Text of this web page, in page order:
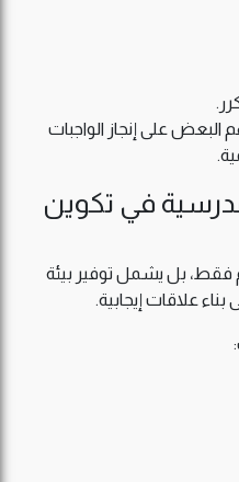
على إنجاز الواجبات
في تكوين
فقط، بل يشمل توفير بيئة
علاقات إيجابية.